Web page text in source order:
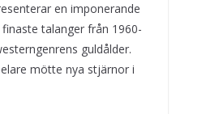
en imponerande
talanger från 1960-
guldålder.
mötte nya stjärnor i